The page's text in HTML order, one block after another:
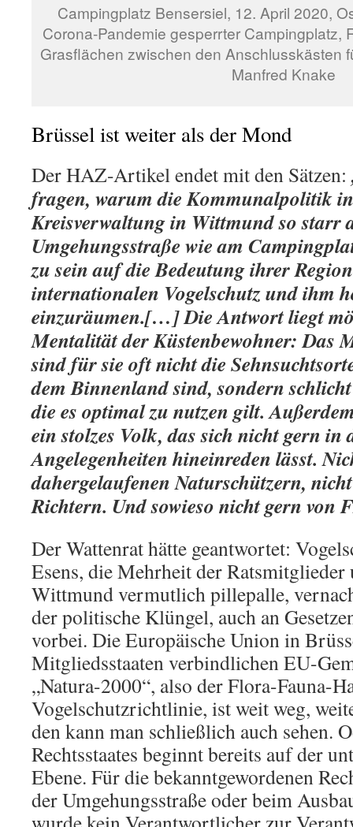
Campingplatz Bensersiel, 12. April 2020,
Corona-Pandemie gesperrter Campingplatz,
Grasflächen zwischen den Anschlusskästen
Manfred Knake
Brüssel ist weiter als der Mond
Der HAZ-Artikel endet mit den Sätzen:
fragen, warum die Kommunalpolitik
Kreisverwaltung in Wittmund so starr
Umgehungsstraße wie am
zu sein auf die Bedeutung ihrer
internationalen Vogelschutz und ihm
einzuräumen.[…] Die Antwort liegt
Mentalität der Küstenbewohner: Das
sind für sie oft nicht die
dem Binnenland sind, sondern
die es optimal zu nutzen gilt.
ein stolzes Volk, das sich nicht gern in
Angelegenheiten hineinreden lässt.
dahergelaufenen Naturschützern,
Richtern. Und sowieso nicht gern von
Der Wattenrat hätte geantwortet:
Esens, die Mehrheit der
Wittmund vermutlich pillepalle,
der politische Klüngel, auch an
vorbei. Die Europäische Union in
Mitgliedsstaaten verbindlichen EU-
„Natura-2000“, also der Flora-Fauna-
Vogelschutzrichtlinie, ist weit weg,
den kann man schließlich auch sehen.
Rechtsstaates beginnt bereits auf der
Ebene. Für die bekanntgewordenen
der Umgehungsstraße oder beim